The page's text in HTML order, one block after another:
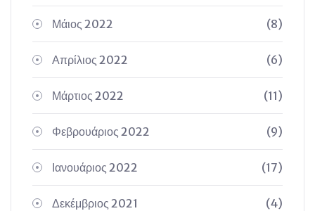
Μάιος 2022 (8)
Απρίλιος 2022 (6)
Μάρτιος 2022 (11)
Φεβρουάριος 2022 (9)
Ιανουάριος 2022 (17)
Δεκέμβριος 2021 (4)